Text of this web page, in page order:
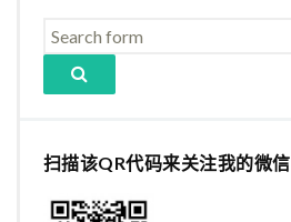
扫描该QR代码来关注我的微信